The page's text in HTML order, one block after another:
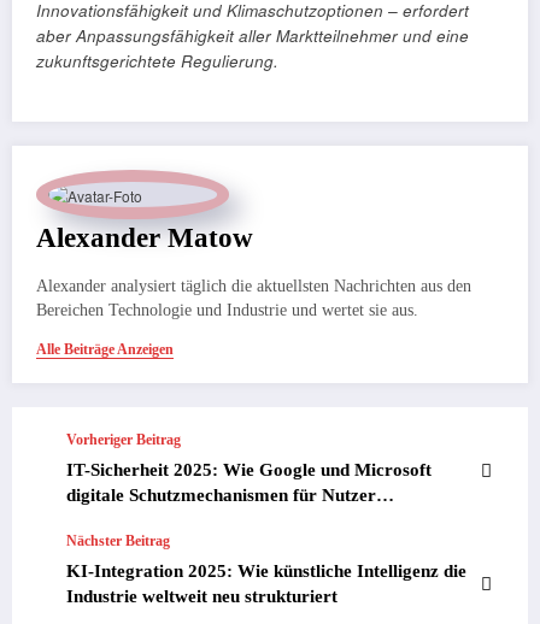
Innovationsfähigkeit und Klimaschutzoptionen – erfordert
aber Anpassungsfähigkeit aller Marktteilnehmer und eine
zukunftsgerichtete Regulierung.
Alexander Matow
Alexander analysiert täglich die aktuellsten Nachrichten aus den
Bereichen Technologie und Industrie und wertet sie aus.
Alle Beiträge Anzeigen
Vorheriger Beitrag
IT-Sicherheit 2025: Wie Google und Microsoft
digitale Schutzmechanismen für Nutzer
Nächster Beitrag
KI-Integration 2025: Wie künstliche Intelligenz die
Industrie weltweit neu strukturiert